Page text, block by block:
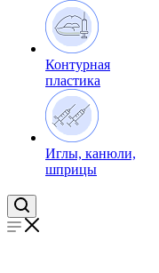
Контурная
пластика
Иглы, канюли,
шприцы